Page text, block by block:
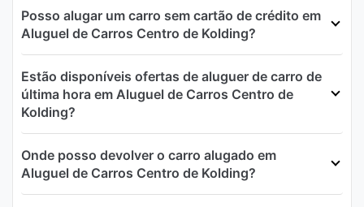
Posso alugar um carro sem cartão de crédito em
Aluguel de Carros Centro de Kolding?
Estão disponíveis ofertas de aluguer de carro de
última hora em Aluguel de Carros Centro de
Kolding?
Onde posso devolver o carro alugado em
Aluguel de Carros Centro de Kolding?